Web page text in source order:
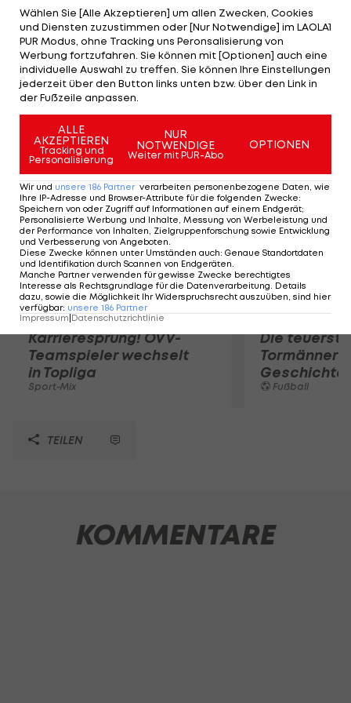
Entscheidung. In Q3 wechselt die Führung
mehrmals. Letztlich schnappt Alonso Webber die
Pole um 0,050 Sekunden weg. Michael Schumacher
und Sebastian Vettel starten aus Reihe zwei.
Hamilton nur auf Startplatz 8, Button landet auf
Rang 18.
Mehr zum Thema
Karrieresprung! ÖVV-
Teamspieler wechselt
in Topliga
Sport-Mix
Die
Tormänner
Geschichte
Fußball
TEILEN
KOMMENTARE
Wählen Sie [Alle Akzeptieren] um allen Zwecken, Cookies
und Diensten zuzustimmen oder [Nur Notwendige] im LAOLA1
PUR Modus, ohne Tracking uns Peronsalisierung von
Werbung fortzufahren. Sie können mit [Optionen] auch eine
individuelle Auswahl zu treffen. Sie können Ihre Einstellungen
jederzeit über den Button links unten bzw. über den Link in
der Fußzeile anpassen.
ALLE
AKZEPTIEREN
Tracking und
Personalisierung
NUR
NOTWENDIGE
Weiter mit PUR-Abo
OPTIONEN
Wir und unsere 186 Partner verarbeiten personenbezogene Daten, wie
Ihre IP-Adresse und Browser-Attribute für die folgenden Zwecke:
Speichern von oder Zugriff auf Informationen auf einem Endgerät;
Personalisierte Werbung und Inhalte, Messung von Werbeleistung und
der Performance von Inhalten, Zielgruppenforschung sowie Entwicklung
und Verbesserung von Angeboten.
Diese Zwecke können unter Umständen auch: Genaue Standortdaten
und Identifikation durch Scannen von Endgeräten.
Manche Partner verwenden für gewisse Zwecke berechtigtes
Interesse als Rechtsgrundlage für die Datenverarbeitung. Details
dazu, sowie die Möglichkeit Ihr Widerspruchsrecht auszuüben, sind hier
verfügbar: unsere 186 Partner
Impressum Datenschutzrichtlinie